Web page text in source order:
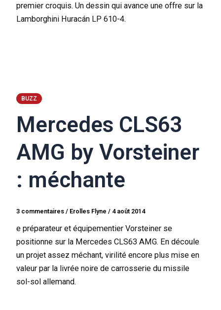
premier croquis. Un dessin qui avance une offre sur la
Lamborghini Huracán LP 610-4.
BUZZ
Mercedes CLS63
AMG by Vorsteiner
: méchante
3 commentaires / Erolles Flyne/ 4 août 2014
e préparateur et équipementier Vorsteiner se
positionne sur la Mercedes CLS63 AMG. En découle
un projet assez méchant, virilité encore plus mise en
valeur par la livrée noire de carrosserie du missile
sol-sol allemand.